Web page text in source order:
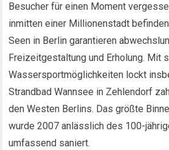
Besucher für einen Moment
inmitten einer Millionenstadt
Seen in Berlin garantieren
Freizeitgestaltung und Erholung. Mit
Wassersportmöglichkeiten lockt
Strandbad Wannsee in Zehlendorf
den Westen Berlins. Das größte
wurde 2007 anlässlich des 100-
umfassend saniert.